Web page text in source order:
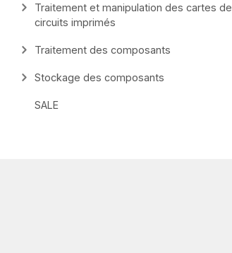
Traitement et manipulation des cartes de
circuits imprimés
Traitement des composants
Stockage des composants
SALE